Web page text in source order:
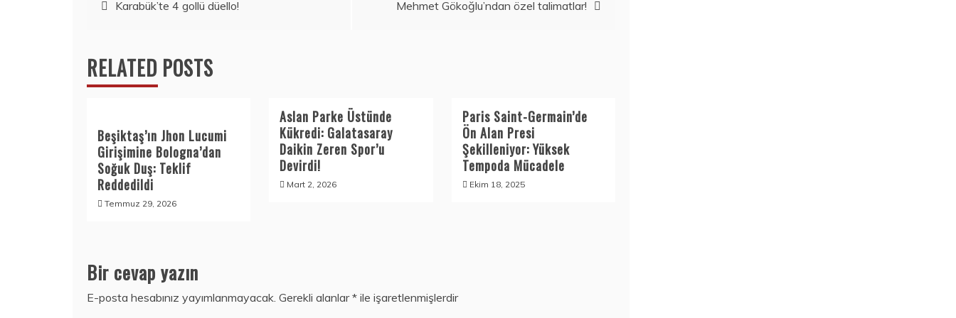
Karabük’te 4 gollü düello! Mehmet Gökoğlu’ndan özel talimatlar!
RELATED POSTS
Beşiktaş’ın Jhon Lucumi
Girişimine Bologna’dan
Soğuk Duş: Teklif
Reddedildi
Temmuz 29, 2026
Aslan Parke Üstünde
Kükredi: Galatasaray
Daikin Zeren Spor’u
Devirdi!
Mart 2, 2026
Paris Saint-Germain’de
Ön Alan Presi
Şekilleniyor: Yüksek
Tempoda Mücadele
Ekim 18, 2025
Bir cevap yazın
E-posta hesabınız yayımlanmayacak. Gerekli alanlar* ile işaretlenmişlerdir